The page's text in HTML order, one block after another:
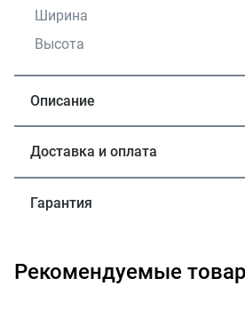
Ширина
Высота
Описание
Доставка и оплата
Гарантия
Рекомендуемые